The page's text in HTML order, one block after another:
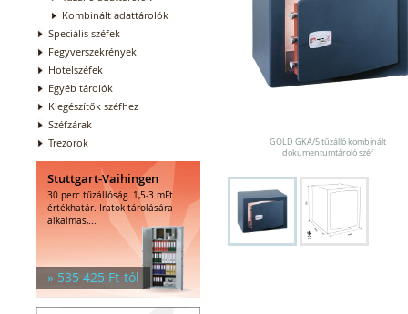
Kombinált adattárolók
Speciális széfek
Fegyverszekrények
Hotelszéfek
Egyéb tárolók
Kiegészítők széfhez
Széfzárak
Trezorok
Stuttgart-Vaihingen
30 perc tűzállóság. 1,5-3 mFt
értékhatár. Iratok tárolására
alkalmas,...
» 535 425 Ft-tól
GOLD GKA/5 tűzálló kombinált
dokumentumtároló széf